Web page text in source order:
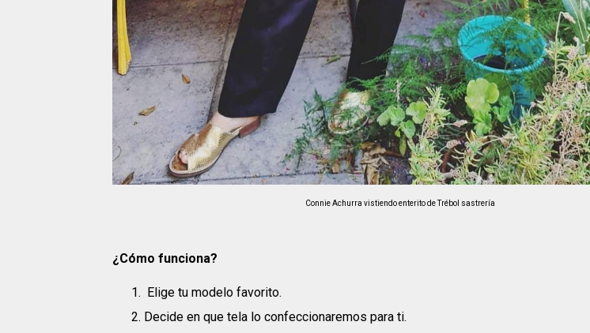
Connie Achurra vistiendo enterito de Trébol sastrería
¿Cómo funciona?
Elige tu modelo favorito.
Decide en que tela lo confeccionaremos para ti.